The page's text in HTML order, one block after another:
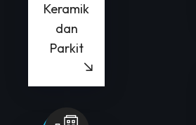
Keramik
dan
Parkit